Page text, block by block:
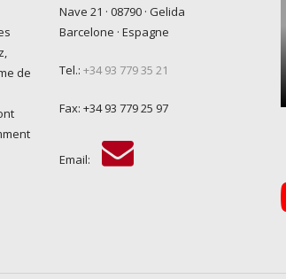
de
Nave 21 · 08790 · Gelida
Barcelone · Espagne
Tel.: +34 93 779 35 21
Fax: +34 93 779 25 97
Email: